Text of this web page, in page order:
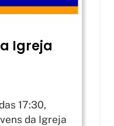
Igreja
17:30,
da Igreja